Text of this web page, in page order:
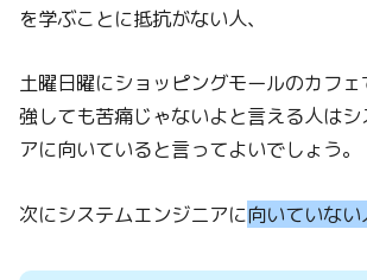
を学ぶことに抵抗がない人、
土曜日曜にショッピングモールのカフ
強しても苦痛じゃないよと言える人は
アに向いていると言ってよいでしょう。
次にシステムエンジニアに向いていない